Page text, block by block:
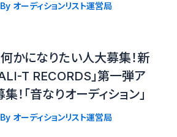
オーディションリスト運営局
かになりたい人大募集！新
T RECORDS」第一弾ア
！「音なりオーディション」
オーディションリスト運営局